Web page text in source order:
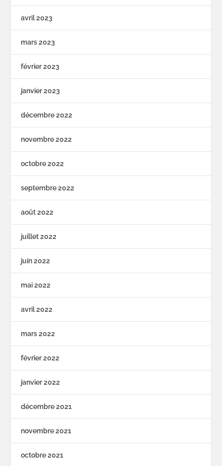
avril 2023
mars 2023
février 2023
janvier 2023
décembre 2022
novembre 2022
octobre 2022
septembre 2022
août 2022
juillet 2022
juin 2022
mai 2022
avril 2022
mars 2022
février 2022
janvier 2022
décembre 2021
novembre 2021
octobre 2021